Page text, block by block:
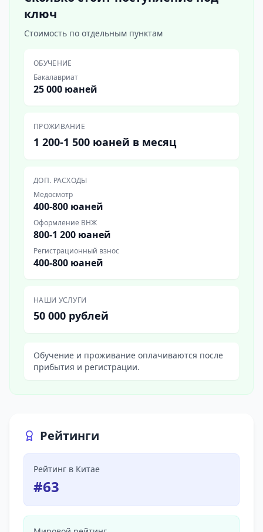
ключ
Стоимость по отдельным пунктам
ОБУЧЕНИЕ
Бакалавриат
25 000 юаней
ПРОЖИВАНИЕ
1 200-1 500 юаней в месяц
ДОП. РАСХОДЫ
Медосмотр
400-800 юаней
Оформление ВНЖ
800-1 200 юаней
Регистрационный взнос
400-800 юаней
НАШИ УСЛУГИ
50 000 рублей
Обучение и проживание оплачиваются после
прибытия и регистрации.
Рейтинги
Рейтинг в Китае
#63